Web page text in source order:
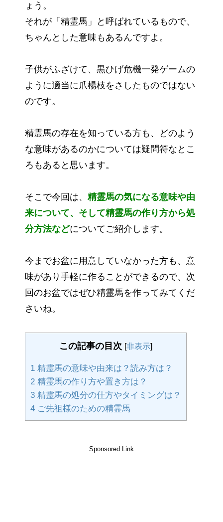
ょう。
それが「精霊馬」と呼ばれているもので、
ちゃんとした意味もあるんですよ。
子供がふざけて、黒ひげ危機一発ゲームの
ように適当に爪楊枝をさしたものではない
のです。
精霊馬の存在を知っている方も、どのよう
な意味があるのかについては疑問符なとこ
ろもあると思います。
そこで今回は、 精霊馬の気になる意味や由
来について、そして精霊馬の作り方から処
分方法などについてご紹介します。
今までお盆に用意していなかった方も、意
味があり手軽に作ることができるので、次
回のお盆ではぜひ精霊馬を作ってみてくだ
さいね。
この記事の目次 [非表示]
1 精霊馬の意味や由来は？読み方は？
2 精霊馬の作り方や置き方は？
3 精霊馬の処分の仕方やタイミングは？
4 ご先祖様のための精霊馬
Sponsored Link